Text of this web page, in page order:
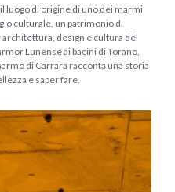
luogo di origine di uno dei marmi
culturale, un patrimonio di
design e cultura del
Lunense ai bacini di Torano,
di Carrara racconta una storia
e saper fare.